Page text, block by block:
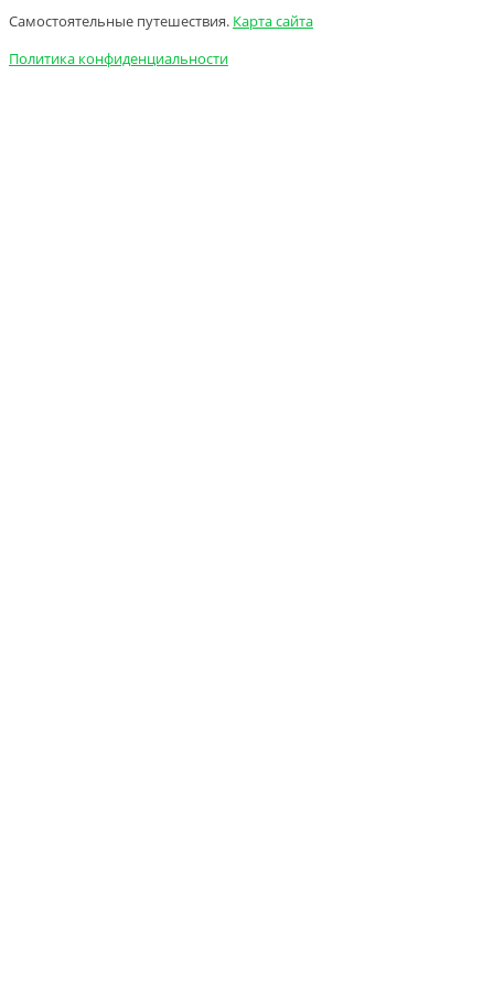
Самостоятельные путешествия. Карта сайта
Политика конфиденциальности